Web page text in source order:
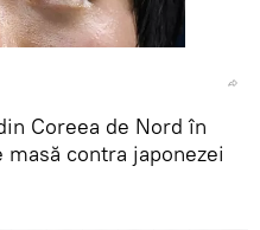
Coreea de Nord în
contra japonezei